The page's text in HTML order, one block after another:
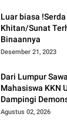
Luar biasa
Khitan/Sunat
Binaannya
Desember 21, 2023
Dari Lumpur
Mahasiswa KKN
Dampingi
Pokok Murah di
Agustus 02, 2026